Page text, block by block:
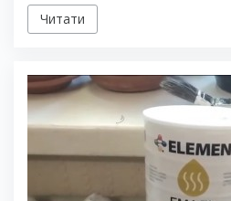
Читати